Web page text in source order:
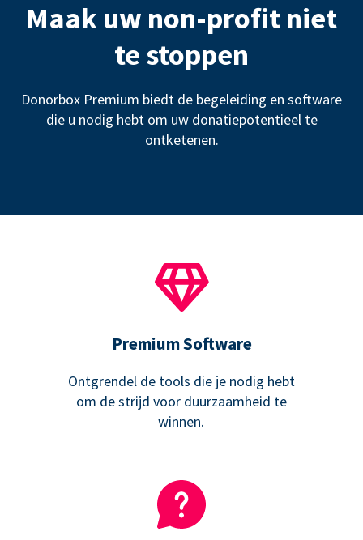
Maak uw non-profit niet
te stoppen
Donorbox Premium biedt de begeleiding en software
die u nodig hebt om uw donatiepotentieel te
ontketenen.
Premium Software
Ontgrendel de tools die je nodig hebt
om de strijd voor duurzaamheid te
winnen.